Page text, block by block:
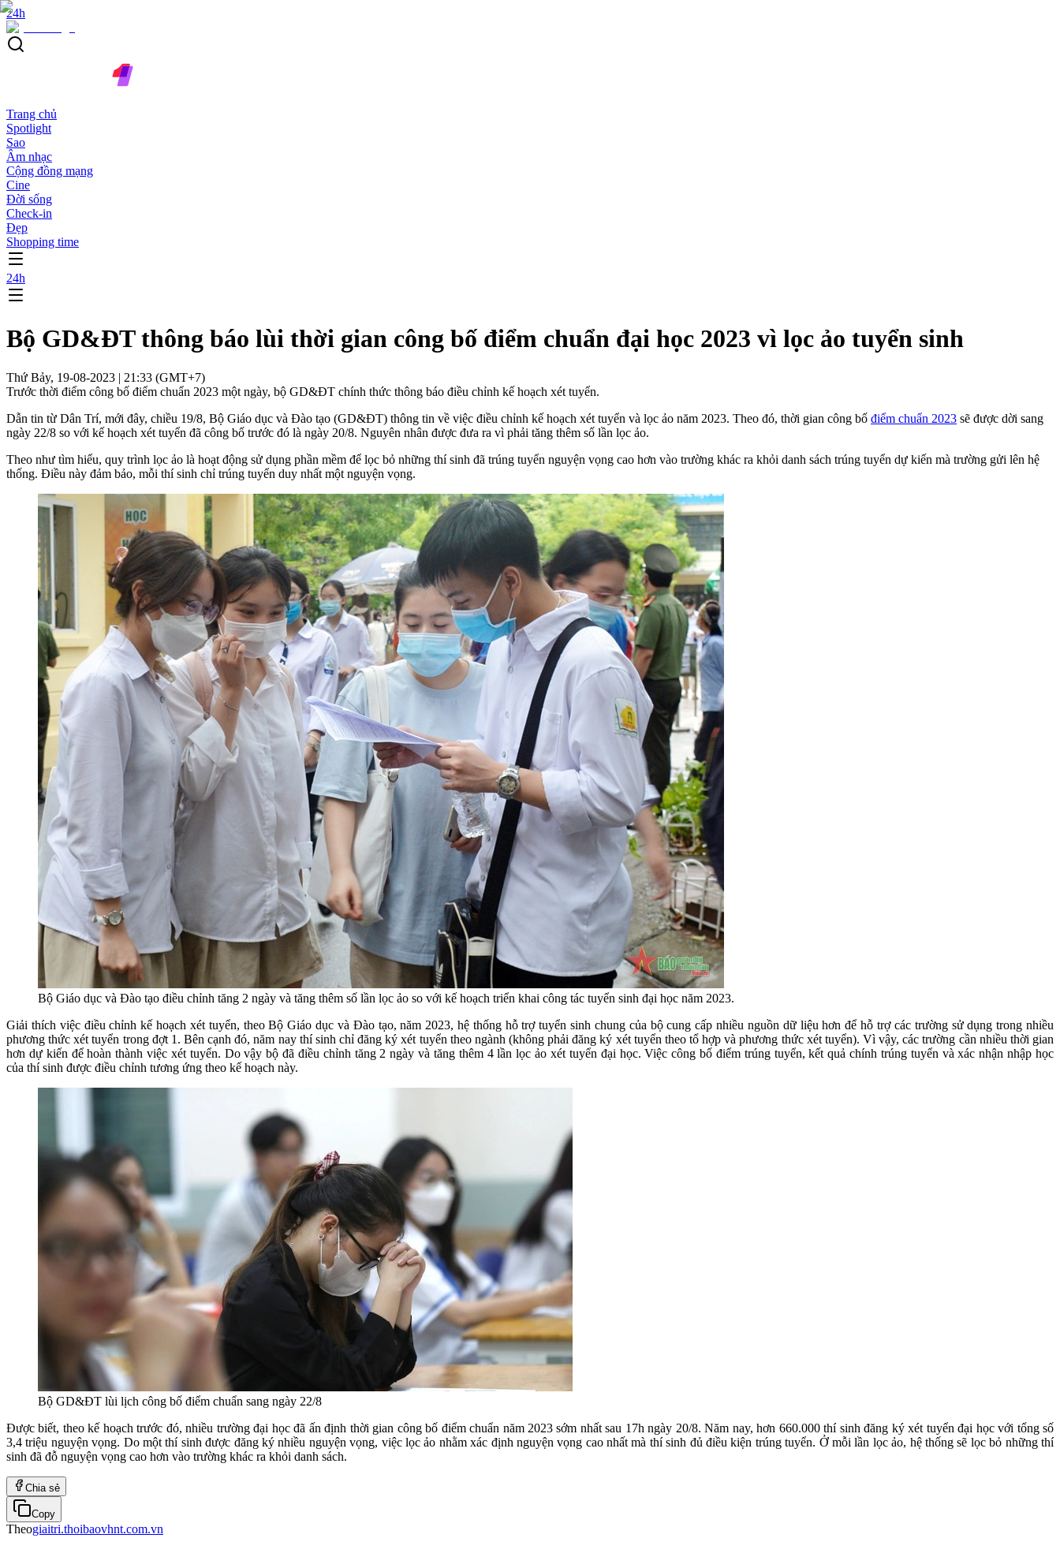
24h
Trang chủ
Spotlight
Sao
Âm nhạc
Cộng đồng mạng
Cine
Đời sống
Check-in
Đẹp
Shopping time
24h
Bộ GD&ĐT thông báo lùi thời gian công bố điểm chuẩn đại học 2023 vì lọc ảo tuyển sinh
Thứ Bảy, 19-08-2023 | 21:33 (GMT+7)
Trước thời điểm công bố điểm chuẩn 2023 một ngày, bộ GD&ĐT chính thức thông báo điều chỉnh kế hoạch xét tuyển.
Dẫn tin từ Dân Trí, mới đây, chiều 19/8, Bộ Giáo dục và Đào tạo (GD&ĐT) thông tin về việc điều chỉnh kế hoạch xét tuyển và lọc ảo năm 2023. Theo đó, thời gian công bố điểm chuẩn 2023 sẽ được dời sang
ngày 22/8 so với kế hoạch xét tuyển đã công bố trước đó là ngày 20/8. Nguyên nhân được đưa ra vì phải tăng thêm số lần lọc ảo.
Theo như tìm hiểu, quy trình lọc ảo là hoạt động sử dụng phần mềm để lọc bỏ những thí sinh đã trúng tuyển nguyện vọng cao hơn vào trường khác ra khỏi danh sách trúng tuyển dự kiến mà trường gửi lên hệ
thống. Điều này đảm bảo, mỗi thí sinh chỉ trúng tuyển duy nhất một nguyện vọng.
Bộ Giáo dục và Đào tạo điều chỉnh tăng 2 ngày và tăng thêm số lần lọc ảo so với kế hoạch triển khai công tác tuyển sinh đại học năm 2023.
Giải thích việc điều chỉnh kế hoạch xét tuyển, theo Bộ Giáo dục và Đào tạo, năm 2023, hệ thống hỗ trợ tuyển sinh chung của bộ cung cấp nhiều nguồn dữ liệu hơn để hỗ trợ các trường sử dụng trong nhiều
phương thức xét tuyển trong đợt 1. Bên cạnh đó, năm nay thí sinh chỉ đăng ký xét tuyển theo ngành (không phải đăng ký xét tuyển theo tổ hợp và phương thức xét tuyển). Vì vậy, các trường cần nhiều thời gian
hơn dự kiến để hoàn thành việc xét tuyển. Do vậy bộ đã điều chỉnh tăng 2 ngày và tăng thêm 4 lần lọc ảo xét tuyển đại học. Việc công bố điểm trúng tuyển, kết quả chính trúng tuyển và xác nhận nhập học
của thí sinh được điều chỉnh tương ứng theo kế hoạch này.
Bộ GD&ĐT lùi lịch công bố điểm chuẩn sang ngày 22/8
Được biết, theo kế hoạch trước đó, nhiều trường đại học đã ấn định thời gian công bố điểm chuẩn năm 2023 sớm nhất sau 17h ngày 20/8. Năm nay, hơn 660.000 thí sinh đăng ký xét tuyển đại học với tổng số
3,4 triệu nguyện vọng. Do một thí sinh được đăng ký nhiều nguyện vọng, việc lọc ảo nhằm xác định nguyện vọng cao nhất mà thí sinh đủ điều kiện trúng tuyển. Ở mỗi lần lọc ảo, hệ thống sẽ lọc bỏ những thí
sinh đã đỗ nguyện vọng cao hơn vào trường khác ra khỏi danh sách.
Chia sẻ
Copy
Theogiaitri.thoibaovhnt.com.vn